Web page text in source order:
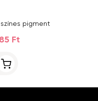
pigment
Ft